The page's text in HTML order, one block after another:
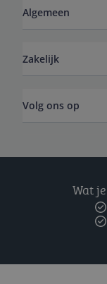
Algemeen
Zakelijk
Volg ons op
Wat